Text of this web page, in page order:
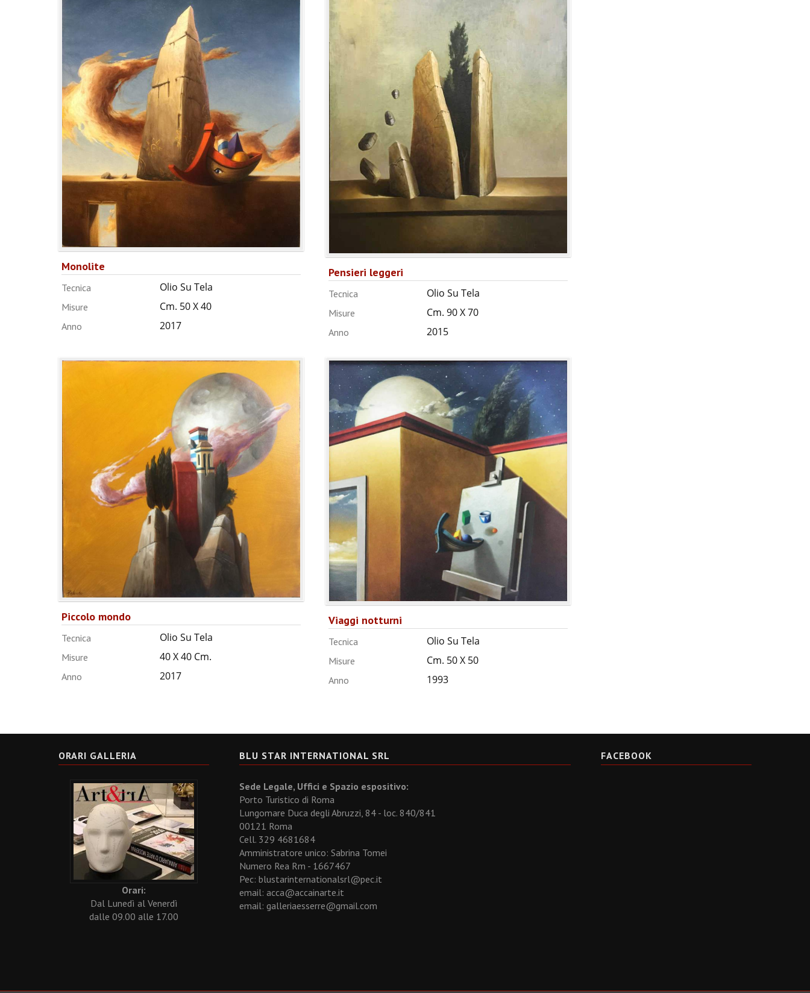
Monolite
Tecnica Olio Su Tela
Misure Cm. 50 X 40
Anno 2017
Pensieri leggeri
Tecnica Olio Su Tela
Misure Cm. 90 X 70
Anno 2015
Piccolo mondo
Tecnica Olio Su Tela
Misure 40 X 40 Cm.
Anno 2017
Viaggi notturni
Tecnica Olio Su Tela
Misure Cm. 50 X 50
Anno 1993
ORARI GALLERIA
Orari:
Dal Lunedì al Venerdì
dalle 09.00 alle 17.00
BLU STAR INTERNATIONAL SRL
Sede Legale, Uffici e Spazio espositivo:
Porto Turistico di Roma
Lungomare Duca degli Abruzzi, 84 - loc. 840/841
00121 Roma
Cell. 329 4681684
Amministratore unico: Sabrina Tomei
Numero Rea Rm - 1667467
Pec: blustarinternationalsrl@pec.it
email: acca@accainarte.it
email: galleriaesserre@gmail.com
FACEBOOK